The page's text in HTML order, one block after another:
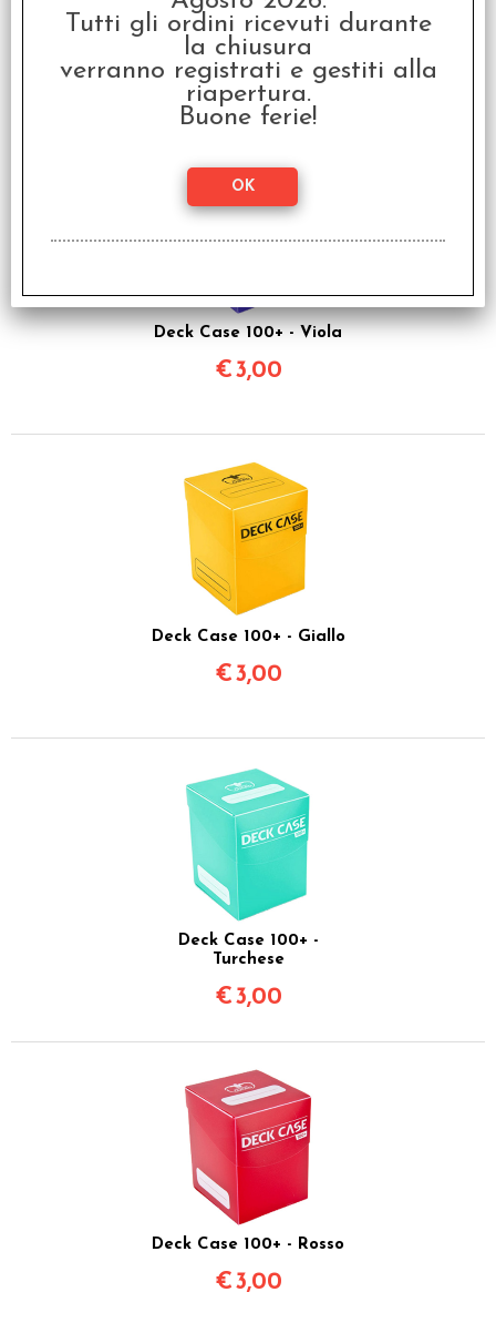
Deck Case 100+ - Verde
€3,00
Deck Case 100+ - Viola
€3,00
Deck Case 100+ - Giallo
€3,00
Deck Case 100+ -
Turchese
€3,00
Deck Case 100+ - Rosso
€3,00
Tutti gli ordini ricevuti durante
la chiusura
verranno registrati e gestiti alla
riapertura.
Buone ferie!